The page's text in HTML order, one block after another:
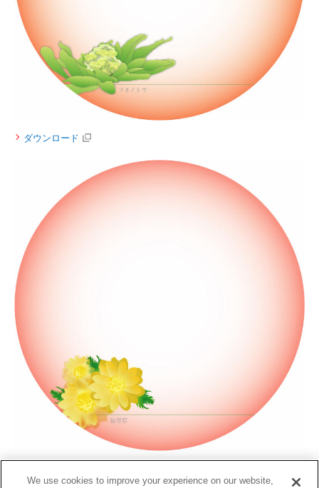
ダウンロード
We use cookies to improve your experience on our website,